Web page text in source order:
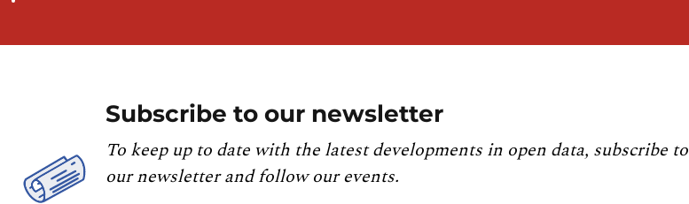
Subscribe to our newsletter
To keep up to date with the latest developments in open data, subscribe to
our newsletter and follow our events.